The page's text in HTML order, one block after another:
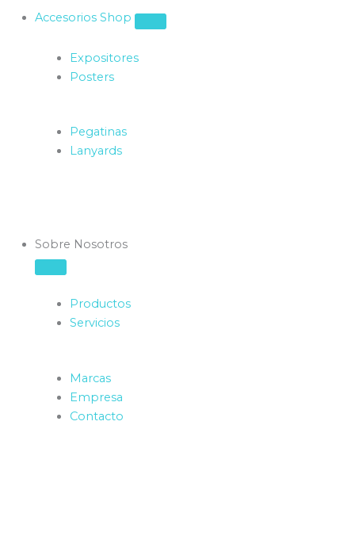
Accesorios Shop
Expositores
Posters
Pegatinas
Lanyards
Sobre Nosotros
Productos
Servicios
Marcas
Empresa
Contacto